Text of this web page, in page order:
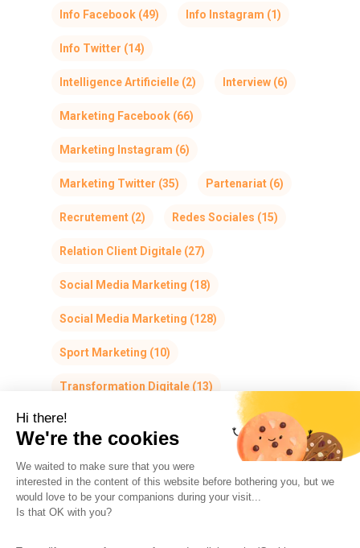
Hi there!
We're the cookies
We waited to make sure that you were
interested in the content of this website before bothering you, but we
would love to be your companions during your visit...
Is that OK with you?
Info Facebook (49) Info Instagram (1)
Info Twitter (14)
Intelligence Artificielle (2) Interview (6)
Marketing Facebook (66)
Marketing Instagram (6)
Marketing Twitter (35) Partenariat (6)
Recrutement (2) Redes Sociales (15)
Relation Client Digitale (27)
Social Media Marketing (18)
Social Media Marketing (128)
Sport Marketing (10)
Transformation Digitale (13)
The So-Buzz Team